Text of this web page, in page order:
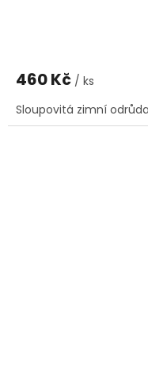
460 Kč / ks
Sloupovitá zimní